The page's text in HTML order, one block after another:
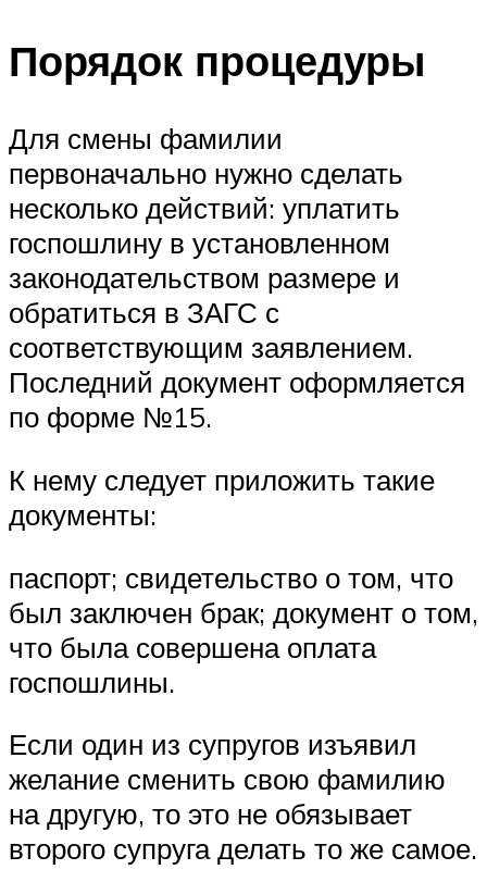
Порядок процедуры
Для смены фамилии
первоначально нужно сделать
несколько действий: уплатить
госпошлину в установленном
законодательством размере и
обратиться в ЗАГС с
соответствующим заявлением.
Последний документ оформляется
по форме №15.
К нему следует приложить такие
документы:
паспорт; свидетельство о том, что
был заключен брак; документ о том,
что была совершена оплата
госпошлины.
Если один из супругов изъявил
желание сменить свою фамилию
на другую, то это не обязывает
второго супруга делать то же самое.